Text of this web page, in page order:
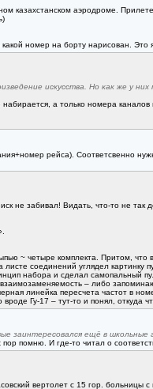
казахстанском аэродроме.
номер на борту нарисован.
искусства. Но как же у
а только номера
рейса). Соответсвенно
не забивал! Видать, что-то не так
~ четыре комплекта. Притом,
соединений углядел картинку
набора и сделал самопальный
– либо
линейка пересчета частот в
Гу-17 – тут-то и понял, откуда
заинтересовался ещё в
помню. И где-то читал о
вертолет с 15 гор. больницы с